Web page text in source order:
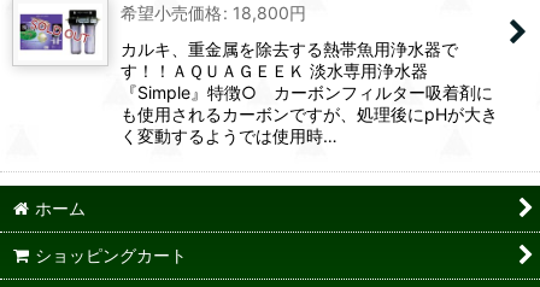
希望小売価格: 18,800円
カルキ、重金属を除去する熱帯魚用浄水器で
す！！ＡＱＵＡＧＥＥＫ 淡水専用浄水器
『Simple』特徴○ カーボンフィルター吸着剤に
も使用されるカーボンですが、処理後にpHが大き
く変動するようでは使用時…
ホーム
ショッピングカート